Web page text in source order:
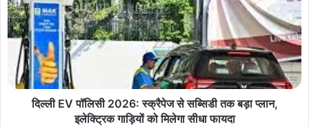
दिल्ली EV पॉलिसी 2026: स्क्रैपेज से सब्सिडी तक बड़ा प्लान,
इलेक्ट्रिक गाड़ियों को मिलेगा सीधा फायदा